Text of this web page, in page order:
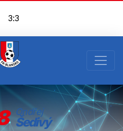
3:3
Ondřej
Šedivý